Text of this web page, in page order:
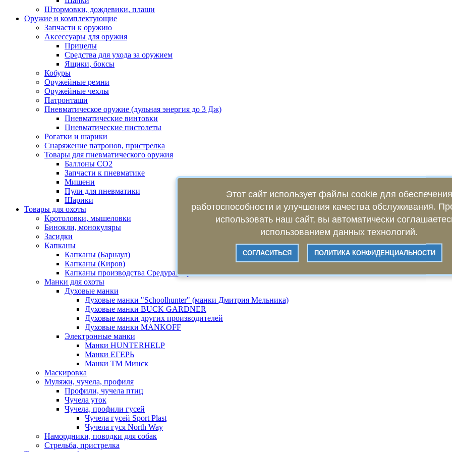
Штормовки, дождевики, плащи
Оружие и комплектующие
Запчасти к оружию
Аксессуары для оружия
Прицелы
Средства для ухода за оружием
Ящики, боксы
Кобуры
Оружейные ремни
Оружейные чехлы
Патронташи
Пневматическое оружие (дульная энергия до 3 Дж)
Пневматические винтовки
Пневматические пистолеты
Рогатки и шарики
Снаряжение патронов, пристрелка
Товары для пневматического оружия
Баллоны СО2
Запчасти к пневматике
Мишени
Пули для пневматики
Шарики
Товары для охоты
Кротоловки, мышеловки
Бинокли, монокуляры
Засидки
Капканы
Капканы (Барнаул)
Капканы (Киров)
Капканы производства Средуралстрой
Манки для охоты
Духовые манки
Духовые манки "Schoolhunter" (манки Дмитрия Мельника)
Духовые манки BUCK GARDNER
Духовые манки других производителей
Духовые манки MANKOFF
Электронные манки
Манки HUNTERHELP
Манки ЕГЕРЬ
Манки ТМ Минск
Маскировка
Муляжи, чучела, профиля
Профили, чучела птиц
Чучела уток
Чучела, профили гусей
Чучела гусей Sport Plast
Чучела гуся North Way
Намордники, поводки для собак
Стрельба, пристрелка
Этот сайт использует файлы cookie для обеспечения
работоспособности и улучшения качества обслуживания.
использовать наш сайт, вы автоматически
использованием данных технологий.
СОГЛАСИТЬСЯ ПОЛИТИКА КОНФИДЕНЦИАЛЬНОСТИ